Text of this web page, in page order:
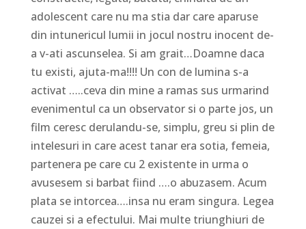
adolescent care nu ma stia dar care aparuse
din intunericul lumii in jocul nostru inocent de-
a v-ati ascunselea. Si am grait…Doamne daca
tu existi, ajuta-ma!!!! Un con de lumina s-a
activat …..ceva din mine a ramas sus urmarind
evenimentul ca un observator si o parte jos, un
film ceresc derulandu-se, simplu, greu si plin de
intelesuri in care acest tanar era sotia, femeia,
partenera pe care cu 2 existente in urma o
avusesem si barbat fiind ….o abuzasem. Acum
plata se intorcea….insa nu eram singura. Legea
cauzei si a efectului. Mai multe triunghiuri de